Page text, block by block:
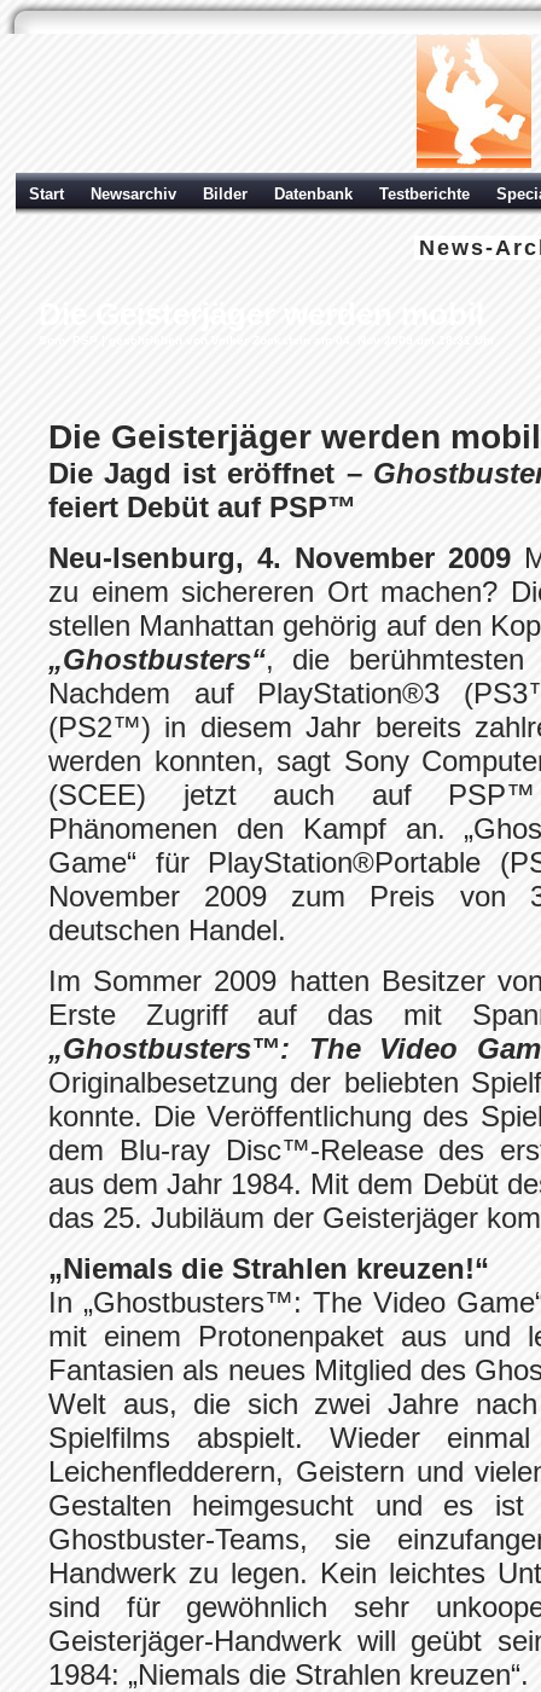
Start Newsarchiv Bilder Datenbank Testberichte
News-
Die Geisterjäger werden mobil
Die Jagd ist eröffnet –
feiert Debüt auf PSP™
Neu-Isenburg, 4. November 2009
zu einem sichereren Ort machen?
stellen Manhattan gehörig auf den
„Ghostbusters“, die berühmtesten
Nachdem auf PlayStation®3
(PS2™) in diesem Jahr bereits
werden konnten, sagt Sony
(SCEE) jetzt auch auf PSP™
Phänomenen den Kampf an.
Game“ für PlayStation®Portable
November 2009 zum Preis von
deutschen Handel.
Im Sommer 2009 hatten Besitzer
Erste Zugriff auf das mit
„Ghostbusters™: The Video
Originalbesetzung der beliebten
konnte. Die Veröffentlichung des
dem Blu-ray Disc™-Release des
aus dem Jahr 1984. Mit dem Debüt
das 25. Jubiläum der Geisterjäger
„Niemals die Strahlen kreuzen!“
In „Ghostbusters™: The Video
mit einem Protonenpaket aus und
Fantasien als neues Mitglied des
Welt aus, die sich zwei Jahre
Spielfilms abspielt. Wieder
Leichenfledderern, Geistern und
Gestalten heimgesucht und es
Ghostbuster-Teams, sie
Handwerk zu legen. Kein leichtes
sind für gewöhnlich sehr
Geisterjäger-Handwerk will geübt
1984: „Niemals die Strahlen kreuzen“.